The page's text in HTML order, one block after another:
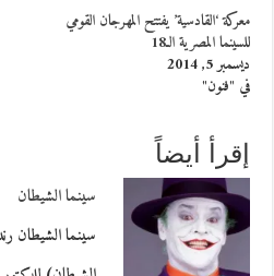
معركة ‘القادسية’ يفتتح المهرجان القومي
للسينما المصرية الـ18
ديسمبر 5, 2014
في "فنون"
إقرأ أيضاً
سينما الشيطان
سينما الشيطان